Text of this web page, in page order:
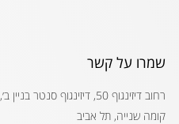
שמרו על קשר
רחוב דיזינגוף 50, דיזינגוף סנטר בניין ב׳,
קומה שנייה, תל אביב